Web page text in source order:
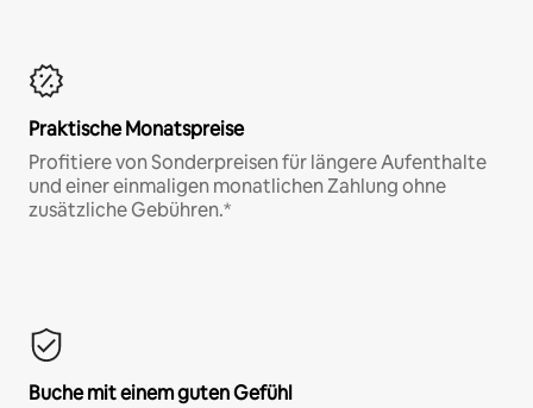
Praktische Monatspreise
Profitiere von Sonderpreisen für längere Aufenthalte
und einer einmaligen monatlichen Zahlung ohne
zusätzliche Gebühren.*
Buche mit einem guten Gefühl